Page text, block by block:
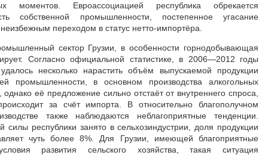
моментов. Евроассоциацией республика обрекается
собственной промышленности, постепенное угасание
переходом в статус нетто-импортёра.
сектор Грузии, в особенности горнодобывающая
Согласно официальной статистике, в 2006—2012 годы
несколько нарастить объём выпускаемой продукции
промышленности, в основном производства алкогольных
однако её предложение сильно отстаёт от внутреннего спроса,
за счёт импорта. В относительно благополучном
также наблюдаются неблагоприятные тенденции.
силы республики занято в сельхозиндустрии, доля продукции
чуть более 8%. Для Грузии, имеющей благоприятные
развития сельского хозяйства, такая ситуация